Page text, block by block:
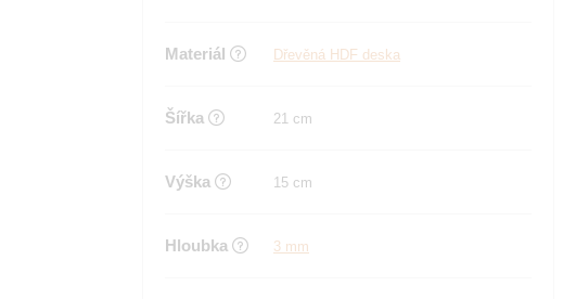
Materiál Dřevěná HDF deska
Šířka 21 cm
Výška 15 cm
Hloubka 3 mm